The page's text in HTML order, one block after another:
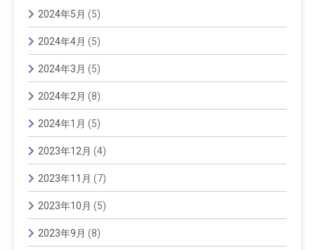
2024年5月 (5)
2024年4月 (5)
2024年3月 (5)
2024年2月 (8)
2024年1月 (5)
2023年12月 (4)
2023年11月 (7)
2023年10月 (5)
2023年9月 (8)